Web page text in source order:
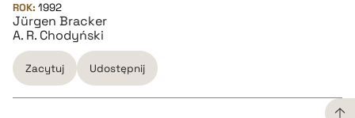
ROK: 1992
Jürgen Bracker
A. R. Chodyński
Zacytuj Udostępnij